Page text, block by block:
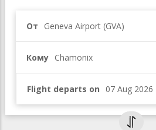
От Geneva Airport (GVA)
Кому Chamonix
Flight departs on